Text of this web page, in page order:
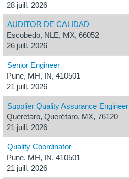
28 juill. 2026
AUDITOR DE CALIDAD
Escobedo, NLE, MX, 66052
26 juill. 2026
Senior Engineer
Pune, MH, IN, 410501
21 juill. 2026
Supplier Quality Assurance Engineer
Queretaro, Querétaro, MX, 76120
21 juill. 2026
Quality Coordinator
Pune, MH, IN, 410501
21 juill. 2026